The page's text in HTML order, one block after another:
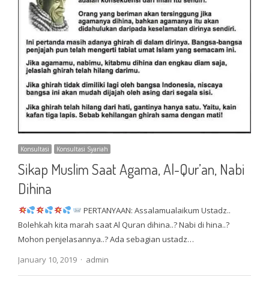
Konsultasi Konsultasi Syariah
Sikap Muslim Saat Agama, Al-Qur’an, Nabi
Dihina
PERTANYAAN: Assalamualaikum Ustadz..
Bolehkah kita marah saat Al Quran dihina..? Nabi di hina..?
Mohon penjelasannya..? Ada sebagian ustadz…
January 10, 2019
Author
admin